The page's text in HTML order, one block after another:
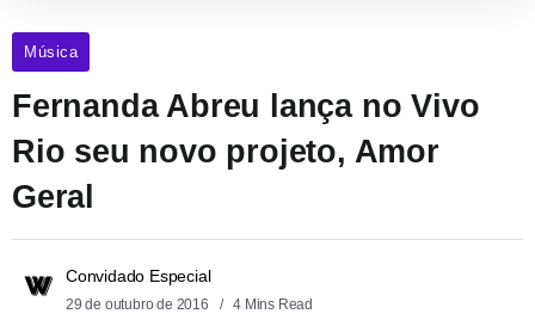
Música
Fernanda Abreu lança no Vivo
Rio seu novo projeto, Amor
Geral
Convidado Especial
29 de outubro de 2016 4 Mins Read